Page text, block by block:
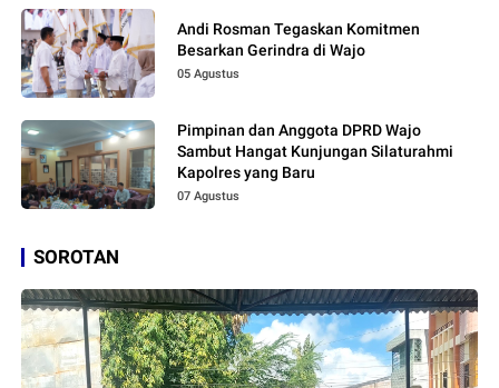
Andi Rosman Tegaskan Komitmen
Besarkan Gerindra di Wajo
05 Agustus
Pimpinan dan Anggota DPRD Wajo
Sambut Hangat Kunjungan Silaturahmi
Kapolres yang Baru
07 Agustus
SOROTAN